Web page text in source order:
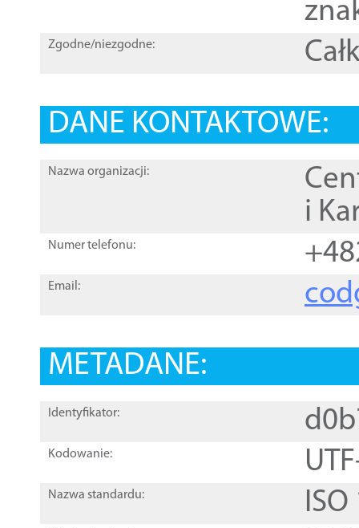
Zgodne/niezgodne:
DANE KONTAKTOWE:
Nazwa organizacji:
i
Numer telefonu:
Email:
METADANE:
Identyfikator:
Kodowanie:
Nazwa standardu: